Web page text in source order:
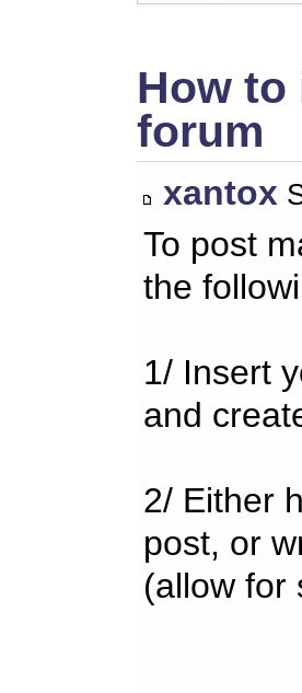
How
forum
xantox
To post
the
1/ Insert
and
2/ Either
post, or
(allow for